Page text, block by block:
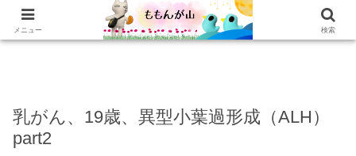
ホーム 乳がんの話
乳がん記録
おかわり
もぐもぐ 読書記録
乳がん、19歳、異型小葉過形成（ALH）
part2
メニュー 検索